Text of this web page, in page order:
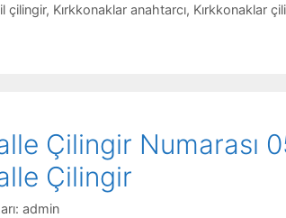
çilingir, Kırkkonaklar anahtarcı, Kırkkonaklar
Çilingir Numarası
Çilingir
admin